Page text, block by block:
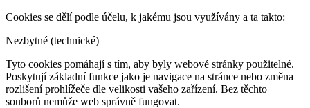
Cookies se dělí podle účelu, k jakému jsou využívány a ta takto:
Nezbytné (technické)
Tyto cookies pomáhají s tím, aby byly webové stránky použitelné.
Poskytují základní funkce jako je navigace na stránce nebo změna
rozlišení prohlížeče dle velikosti vašeho zařízení. Bez těchto
souborů nemůže web správně fungovat.